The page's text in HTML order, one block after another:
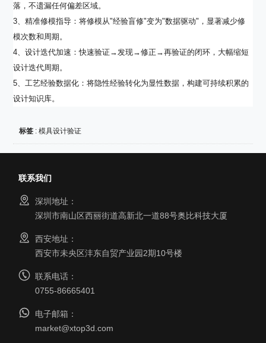
落，不遗漏任何偏差区域。
3、精准修模指导：将修模从"经验盲修"变为"数据驱动"，显著减少修
模次数和周期。
4、设计迭代加速：快速验证→发现→修正→再验证的闭环，大幅缩短
设计迭代周期。
5、工艺经验数据化：将隐性经验转化为显性数据，构建可持续积累的
设计知识库。
标签 :模具设计验证
联系我们
深圳地址：
深圳市南山区西丽街道高新北一道88号奥比科技大厦
西安地址：
西安市未央区沣东自贸产业园2期10号楼
联系电话：
0755-86665401
电子邮箱：
market@xtop3d.com